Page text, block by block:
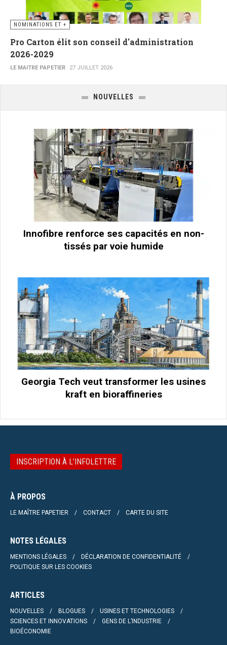
NOMINATIONS ET +
Pro Carton élit son conseil d'administration
2026-2029
LE MAITRE PAPETIER 27 JUILLET 2026
NOUVELLES
Innofibre renforce ses capacités en non-
tissés par voie humide
Georgia Tech veut transformer les usines
kraft en bioraffineries
INSCRIPTION À L’INFOLETTRE
À PROPOS
LE MAÎTRE PAPETIER CONTACT CARTE DU SITE
NOTES LÉGALES
MENTIONS LÉGALES
DÉCLARATION DE CONFIDENTIALITÉ
POLITIQUE SUR LES COOKIES
ARTICLES
NOUVELLES BLOGUES
USINES ET TECHNOLOGIES
SCIENCES ET INNOVATIONS
GENS DE L’INDUSTRIE
BIOÉCONOMIE